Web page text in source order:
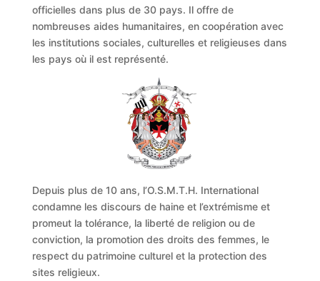
officielles dans plus de 30 pays. Il offre de
nombreuses aides humanitaires, en coopération avec
les institutions sociales, culturelles et religieuses dans
les pays où il est représenté.
Depuis plus de 10 ans, l’O.S.M.T.H. International
condamne les discours de haine et l’extrémisme et
promeut la tolérance, la liberté de religion ou de
conviction, la promotion des droits des femmes, le
respect du patrimoine culturel et la protection des
sites religieux.